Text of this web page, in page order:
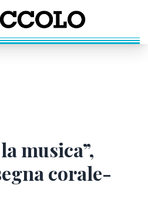
musica”,
corale-